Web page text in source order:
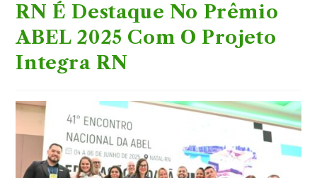
RN É Destaque No Prêmio
ABEL 2025 Com O Projeto
Integra RN